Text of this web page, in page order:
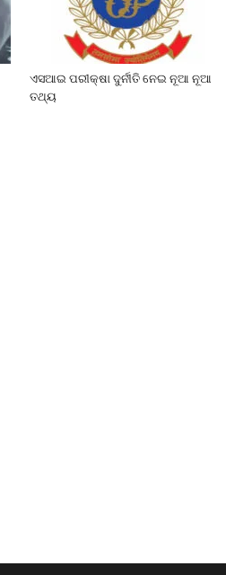
ଏସଆଇ ପରୀକ୍ଷା ଦୁର୍ନୀତି ନେଇ ନୂଆ ନୂଆ
ତଥ୍ୟ